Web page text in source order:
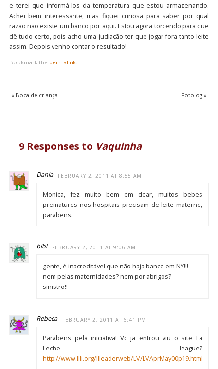
e terei que informá-los da temperatura que estou armazenando.
Achei bem interessante, mas fiquei curiosa para saber por qual
razão não existe um banco por aqui. Estou agora torcendo para que
dê tudo certo, pois acho uma judiação ter que jogar fora tanto leite
assim. Depois venho contar o resultado!
Bookmark the permalink.
«Boca de criança Fotolog»
9 Responses to Vaquinha
Dania FEBRUARY 2, 2011 AT 8:55 AM
Monica, fez muito bem em doar, muitos bebes
prematuros nos hospitais precisam de leite materno,
parabens.
bibi FEBRUARY 2, 2011 AT 9:06 AM
gente, é inacreditável que não haja banco em NY!!!
nem pelas maternidades? nem por abrigos?
sinistro!!
Rebeca FEBRUARY 2, 2011 AT 6:41 PM
Parabens pela iniciativa! Vc ja entrou viu o site La
Leche league?
http://www.llli.org/llleaderweb/LV/LVAprMay00p19.html